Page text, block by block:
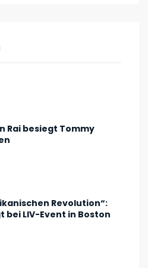
Rai besiegt Tommy
Revolution“:
bei LIV-Event in Boston